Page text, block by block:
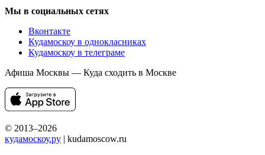
Мы в социальных сетях
Вконтакте
Кудамоскоу в однокласниках
Кудамоскоу в телеграме
Афиша Москвы — Куда сходить в Москве
© 2013–2026
кудамоскоу.ру | kudamoscow.ru